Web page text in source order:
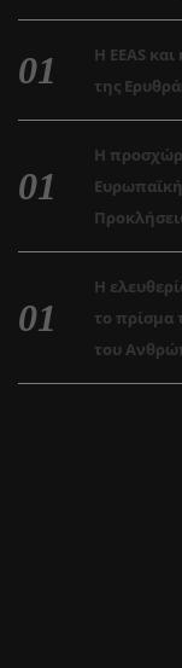
Η EEAS
της
Η
Η
το πρίσμα
του